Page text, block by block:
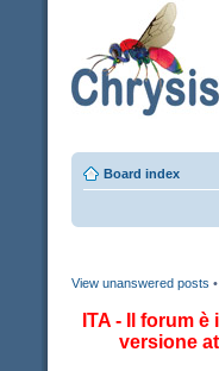
Board index
View unanswered posts •
ITA - Il forum
versione